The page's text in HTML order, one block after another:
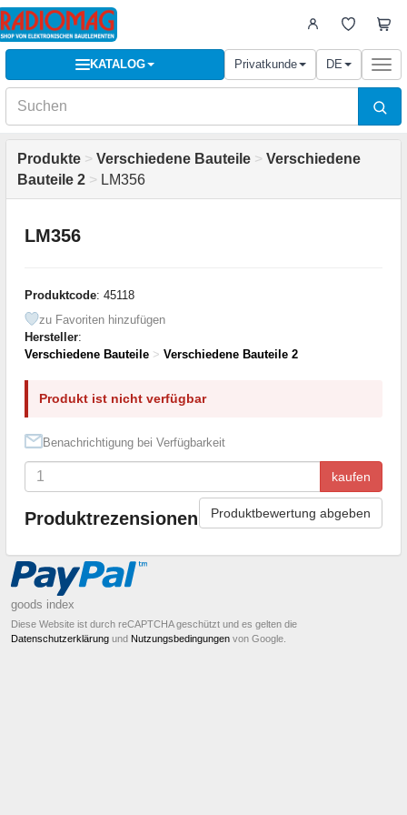
KATALOG Privatkunde DE
Produkte > Verschiedene Bauteile > Verschiedene
Bauteile 2 > LM356
LM356
Produktcode: 45118
zu Favoriten hinzufügen
Hersteller:
Verschiedene Bauteile > Verschiedene Bauteile 2
Produkt ist nicht verfügbar
Benachrichtigung bei Verfügbarkeit
kaufen
Produktrezensionen Produktbewertung abgeben
goods index
Diese Website ist durch reCAPTCHA geschützt und es gelten die
Datenschutzerklärung und Nutzungsbedingungen von Google.